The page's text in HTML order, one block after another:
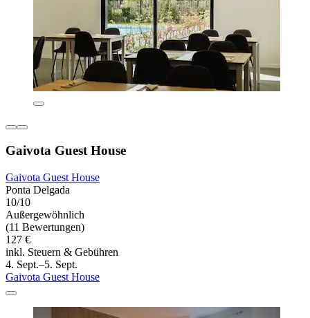
Gaivota Guest House
Gaivota Guest House
Ponta Delgada
10/10
Außergewöhnlich
(11 Bewertungen)
127 €
inkl. Steuern & Gebühren
4. Sept.–5. Sept.
Gaivota Guest House